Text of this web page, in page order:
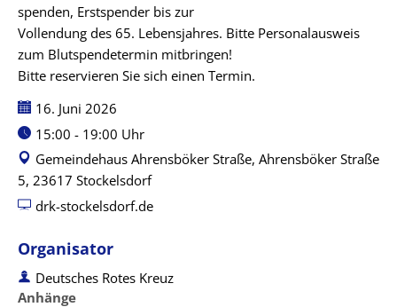
spenden, Erstspender bis zur
Vollendung des 65. Lebensjahres. Bitte Personalausweis
zum Blutspendetermin mitbringen!
Bitte reservieren Sie sich einen Termin.
Datum:
16. Juni 2026
Uhrzeit:
15:00 - 19:00 Uhr
Gemeindehaus Ahrensböker Straße, Ahrensböker Straße
5, 23617 Stockelsdorf
drk-stockelsdorf.de
Organisator
Deutsches Rotes Kreuz
Anhänge